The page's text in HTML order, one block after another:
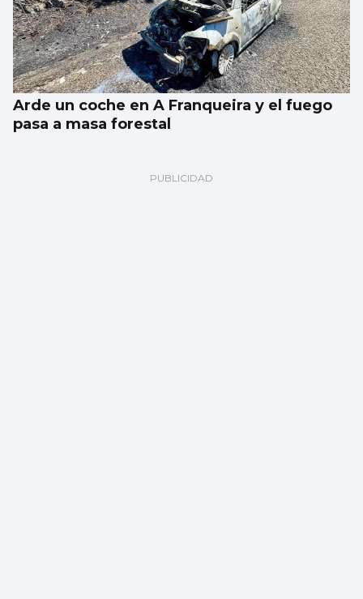
Arde un coche en A Franqueira y el fuego
pasa a masa forestal